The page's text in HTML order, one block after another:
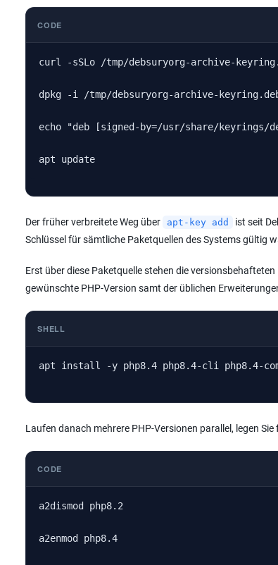
CODE
curl -sSLo /tmp/debsuryorg-archive-
dpkg -i /tmp/debsuryorg-archive-
echo "deb [signed-by=/usr/share/
apt update
Der früher verbreitete Weg über apt-key add
ist seit
Schlüssel für sämtliche Paketquellen des Systems gültig
Erst über diese Paketquelle stehen die
gewünschte PHP-Version samt der üblichen
SHELL
apt install -y php8.4 php8.4-cli php8.4-
Laufen danach mehrere PHP-Versionen parallel, legen
CODE
a2dismod php8.2
a2enmod php8.4